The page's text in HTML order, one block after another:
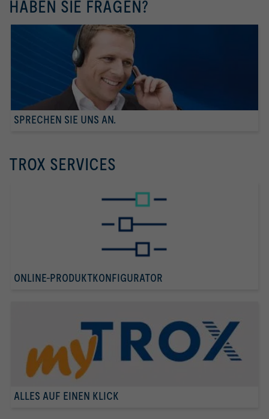
HABEN SIE FRAGEN?
SPRECHEN SIE UNS AN.
TROX SERVICES
ONLINE-PRODUKTKONFIGURATOR
ALLES AUF EINEN KLICK